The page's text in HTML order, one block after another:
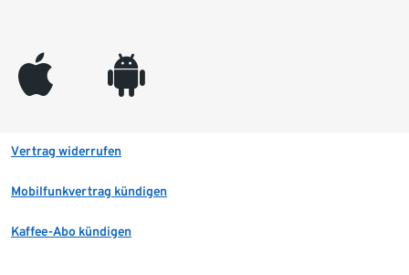
appleinc android
Vertrag widerrufen
Mobilfunkvertrag kündigen
Kaffee-Abo kündigen